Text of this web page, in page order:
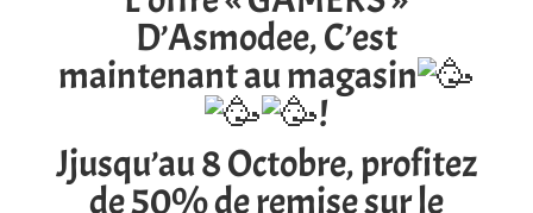
D’Asmodee, C’est
maintenant au magasin
!
Jjusqu’au 8 Octobre, profitez
de 50% de remise sur le